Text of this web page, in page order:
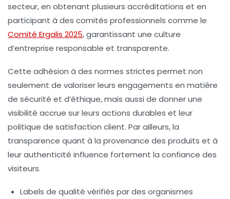
secteur, en obtenant plusieurs accréditations et en
participant à des comités professionnels comme le
Comité Ergalis 2025, garantissant une culture
d’entreprise responsable et transparente.
Cette adhésion à des normes strictes permet non
seulement de valoriser leurs engagements en matière
de sécurité et d’éthique, mais aussi de donner une
visibilité accrue sur leurs actions durables et leur
politique de satisfaction client. Par ailleurs, la
transparence quant à la provenance des produits et à
leur authenticité influence fortement la confiance des
visiteurs.
Labels de qualité vérifiés par des organismes